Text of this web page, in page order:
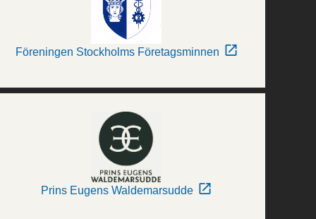
Föreningen Stockholms Företagsminnen
Prins Eugens Waldemarsudde